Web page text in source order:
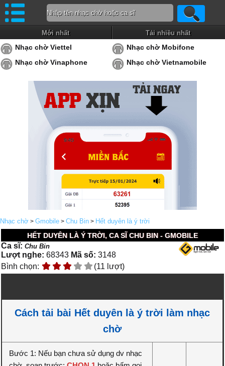
Mới nhất Tải nhiều nhất
Nhạc chờ Viettel
Nhạc chờ Mobifone
Nhạc chờ Vinaphone
Nhạc chờ Vietnamobile
Nhạc chờ > Gmobile > Chu Bin > Hết duyên là ý trời
HẾT DUYÊN LÀ Ý TRỜI, CA SĨ CHU BIN - GMOBILE
Ca sĩ:Chu Bin
Lượt nghe: 68343 Mã số: 3148
Bình chọn:
(11 lượt)
Cách tải bài Hết duyên là ý trời làm nhạc
chờ
Bước 1: Nếu bạn chưa sử dụng dv nhạc